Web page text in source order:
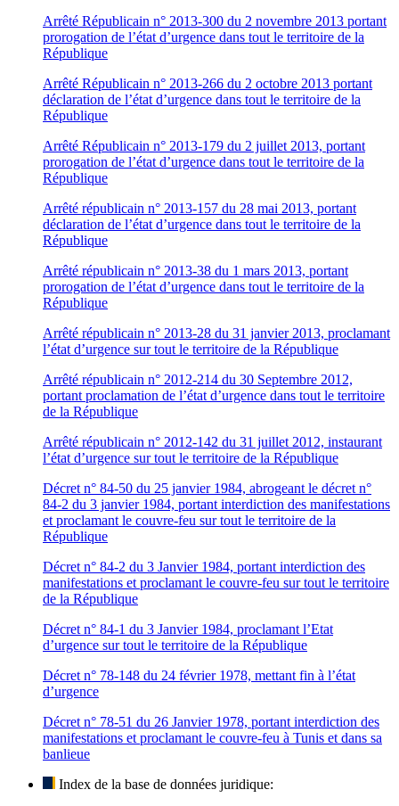
Arrêté Républicain n° 2013-300 du 2 novembre 2013 portant
prorogation de l’état d’urgence dans tout le territoire de la
République
Arrêté Républicain n° 2013-266 du 2 octobre 2013 portant
déclaration de l’état d’urgence dans tout le territoire de la
République
Arrêté Républicain n° 2013-179 du 2 juillet 2013, portant
prorogation de l’état d’urgence dans tout le territoire de la
République
Arrêté républicain n° 2013-157 du 28 mai 2013, portant
déclaration de l’état d’urgence dans tout le territoire de la
République
Arrêté républicain n° 2013-38 du 1 mars 2013, portant
prorogation de l’état d’urgence dans tout le territoire de la
République
Arrêté républicain n° 2013-28 du 31 janvier 2013, proclamant
l’état d’urgence sur tout le territoire de la République
Arrêté républicain n° 2012-214 du 30 Septembre 2012,
portant proclamation de l’état d’urgence dans tout le territoire
de la République
Arrêté républicain n° 2012-142 du 31 juillet 2012, instaurant
l’état d’urgence sur tout le territoire de la République
Décret n° 84-50 du 25 janvier 1984, abrogeant le décret n°
84-2 du 3 janvier 1984, portant interdiction des manifestations
et proclamant le couvre-feu sur tout le territoire de la
République
Décret n° 84-2 du 3 Janvier 1984, portant interdiction des
manifestations et proclamant le couvre-feu sur tout le territoire
de la République
Décret n° 84-1 du 3 Janvier 1984, proclamant l’Etat
d’urgence sur tout le territoire de la République
Décret n° 78-148 du 24 février 1978, mettant fin à l’état
d’urgence
Décret n° 78-51 du 26 Janvier 1978, portant interdiction des
manifestations et proclamant le couvre-feu à Tunis et dans sa
banlieue
Index de la base de données juridique: